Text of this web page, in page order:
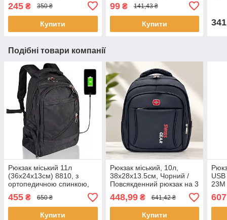
зворотного складання /
Парасолька від дощу
245 ₴ 350 ₴
Купити
костюм-дощовик
99₴ 141,43 ₴
Купити
Подібні товари компанії
Рюкзак міський 11л
(36х24х13см) 8810, з
ортопедичною спинкою,
Чорний / Спортивний
рюкзак / Портфель до
школи
455 ₴ 650 ₴
Купити
Рюкзак міський, 10л,
38х28х13.5см, Чорний /
Повсякденний рюкзак на 3
відділення / Портфель для
навчання і роботи
448,99₴ 641,42 ₴
Купити
23M